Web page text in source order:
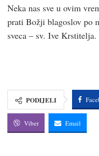
Neka nas sve u ovim
prati Božji blagoslov po
sveca – sv. Ive Krstitelja.
PODIJELI
Viber Email